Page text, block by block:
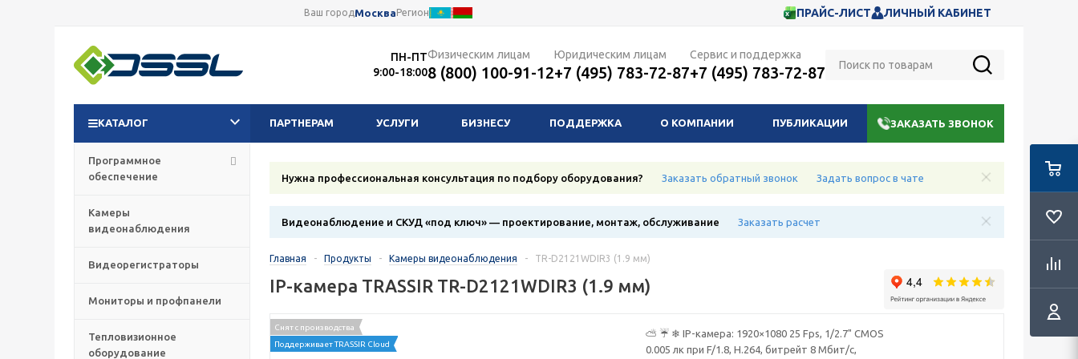
Ваш городМоскваРегион ПРАЙС-ЛИСТ ЛИЧНЫЙ КАБИНЕТ
ПН-ПТ
9:00-18:00
Физическим лицам
8 (800) 100-91-12
Юридическим лицам
+7 (495) 783-72-87
Сервис и поддержка
+7 (495) 783-72-87
КАТАЛОГ ПАРТНЕРАМ УСЛУГИ БИЗНЕСУ ПОДДЕРЖКА О КОМПАНИИ ПУБЛИКАЦИИ ЗАКАЗАТЬ ЗВОНОК
Программное
обеспечение
Камеры
видеонаблюдения
Видеорегистраторы
Мониторы и профпанели
Тепловизионное
оборудование
Нужна профессиональная консультация по подбору оборудования? Заказать обратный звонок Задать вопрос в чате
Видеонаблюдение и СКУД «под ключ» — проектирование, монтаж, обслуживание Заказать расчет
Главная - Продукты - Камеры видеонаблюдения - TR-D2121WDIR3 (1.9 мм)
IP-камера TRASSIR TR-D2121WDIR3 (1.9 мм)
Снят с производства
Поддерживает TRASSIR Cloud
⛅ ☔ ❄ IP-камера: 1920×1080 25 Fps, 1/2.7" CMOS
0.005 лк при F/1.8, H.264, битрейт 8 Мбит/с,